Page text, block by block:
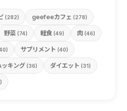
(282) geefeeカフェ (278)
野菜 (74) 軽食 (49) 肉 (46)
サプリメント (40)
キング (36) ダイエット (31)